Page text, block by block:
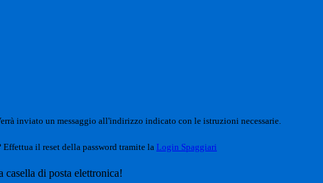
inviato un messaggio all'indirizzo indicato con le istruzioni necessarie.
il reset della password tramite la Login Spaggiari
di posta elettronica!